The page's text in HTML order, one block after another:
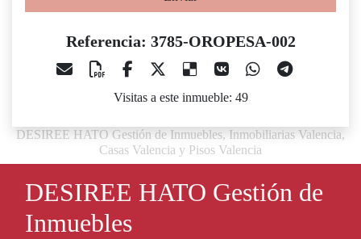
Referencia: 3785-OROPESA-002
Visitas a este inmueble: 49
DESIREE HATO Gestión de Inmuebles, Inmobiliarias Valencia,
Casas Valencia y Pisos Valencia
DESIREE HATO Gestión de
Inmuebles